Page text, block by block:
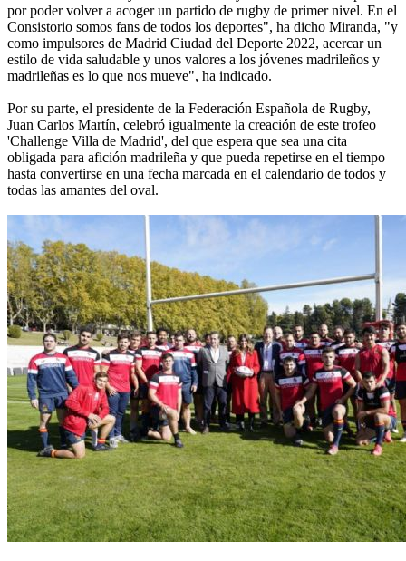
por poder volver a acoger un partido de rugby de primer nivel. En el
Consistorio somos fans de todos los deportes", ha dicho Miranda, "y
como impulsores de Madrid Ciudad del Deporte 2022, acercar un
estilo de vida saludable y unos valores a los jóvenes madrileños y
madrileñas es lo que nos mueve", ha indicado.
Por su parte, el presidente de la Federación Española de Rugby,
Juan Carlos Martín, celebró igualmente la creación de este trofeo
'Challenge Villa de Madrid', del que espera que sea una cita
obligada para afición madrileña y que pueda repetirse en el tiempo
hasta convertirse en una fecha marcada en el calendario de todos y
todas las amantes del oval.